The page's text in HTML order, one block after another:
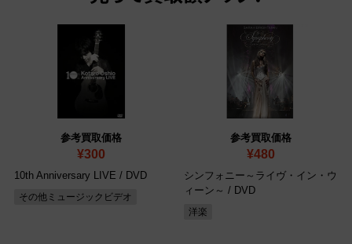
参考買取価格
¥300
10th Anniversary LIVE / DVD
その他ミュージックビデオ
参考買取価格
¥480
シンフォニー～ライヴ・イン・ウ
ィーン～ / DVD
洋楽